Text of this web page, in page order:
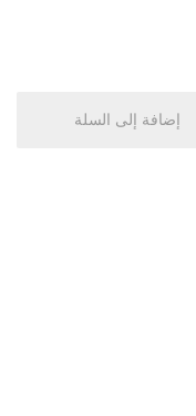
إضافة إلى السلة